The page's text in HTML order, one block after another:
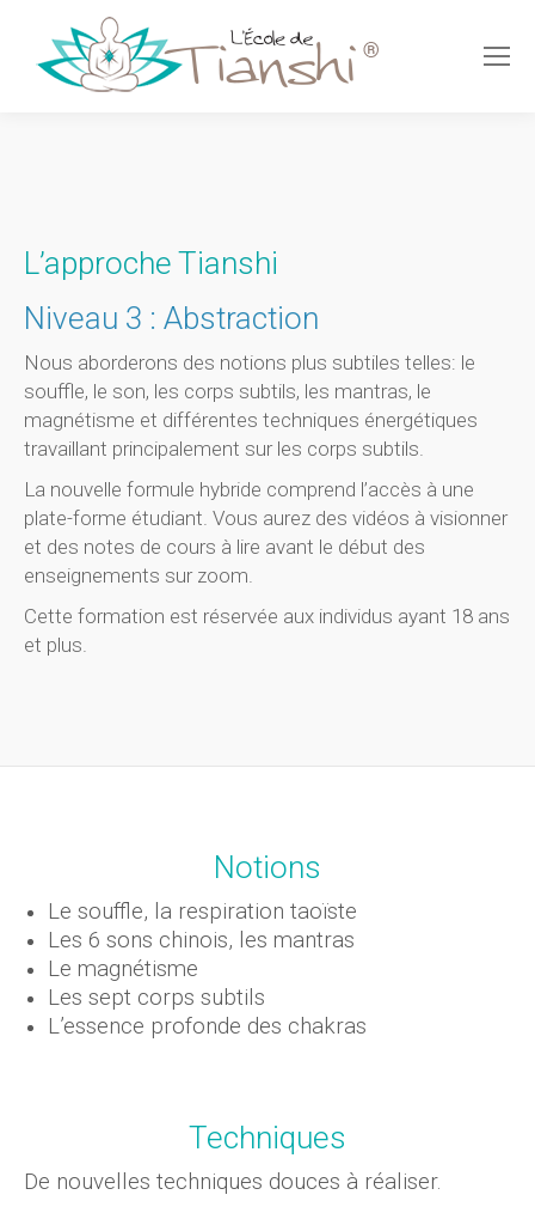
L’approche Tianshi
Niveau 3 : Abstraction
Nous aborderons des notions plus subtiles telles: le
souffle, le son, les corps subtils, les mantras, le
magnétisme et différentes techniques énergétiques
travaillant principalement sur les corps subtils.
La nouvelle formule hybride comprend l’accès à une
plate-forme étudiant. Vous aurez des vidéos à visionner
et des notes de cours à lire avant le début des
enseignements sur zoom.
Cette formation est réservée aux individus ayant 18 ans
et plus.
Notions
Le souffle, la respiration taoïste
Les 6 sons chinois, les mantras
Le magnétisme
Les sept corps subtils
L’essence profonde des chakras
Techniques
De nouvelles techniques douces à réaliser.